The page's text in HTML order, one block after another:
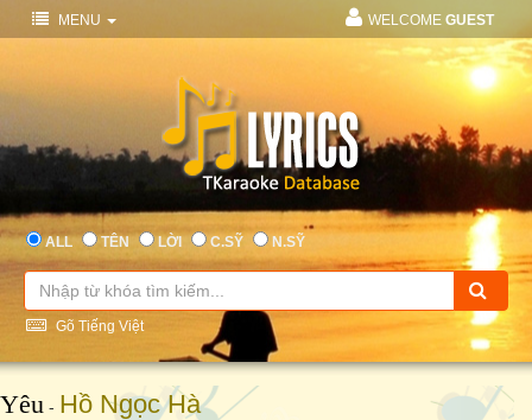
MENU WELCOME GUEST
ALL TÊN LỜI C.SỸ N.SỸ
Gõ Tiếng Việt
Yêu - Hồ Ngọc Hà